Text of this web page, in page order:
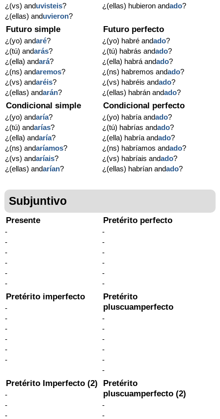
¿(vs) anduvisteis?
¿(ellas) anduvieron?
¿(ellas) hubieron andado?
Futuro simple
¿(yo) andaré?
¿(tú) andarás?
¿(ella) andará?
¿(ns) andaremos?
¿(vs) andaréis?
¿(ellas) andarán?
Futuro perfecto
¿(yo) habré andado?
¿(tú) habrás andado?
¿(ella) habrá andado?
¿(ns) habremos andado?
¿(vs) habréis andado?
¿(ellas) habrán andado?
Condicional simple
¿(yo) andaría?
¿(tú) andarías?
¿(ella) andaría?
¿(ns) andaríamos?
¿(vs) andaríais?
¿(ellas) andarían?
Condicional perfecto
¿(yo) habría andado?
¿(tú) habrías andado?
¿(ella) habría andado?
¿(ns) habríamos andado?
¿(vs) habríais andado?
¿(ellas) habrían andado?
Subjuntivo
Presente
-
-
-
-
-
-
Pretérito perfecto
-
-
-
-
-
-
Pretérito imperfecto
-
-
-
-
-
-
Pretérito
pluscuamperfecto
-
-
-
-
-
-
Pretérito Imperfecto (2)
-
-
-
Pretérito
pluscuamperfecto (2)
-
-